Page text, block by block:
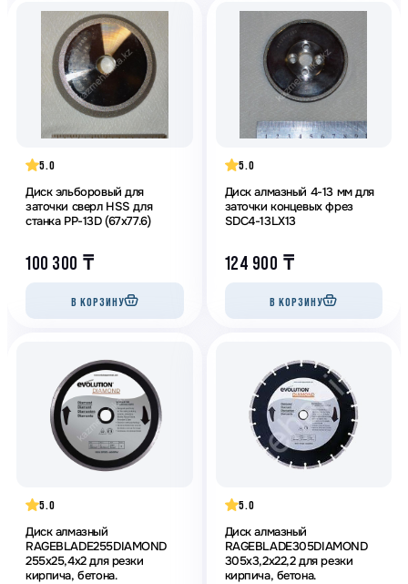
5.0
Диск эльборовый для
заточки сверл HSS для
станка PP-13D (67х77.6)
100 300 ₸
В КОРЗИНУ
5.0
Диск алмазный 4-13 мм для
заточки концевых фрез
SDC4-13LX13
124 900 ₸
В КОРЗИНУ
5.0
Диск алмазный
RAGEBLADE255DIAMOND
255х25,4х2 для резки
кирпича, бетона.
5.0
Диск алмазный
RAGEBLADE305DIAMOND
305х3,2х22,2 для резки
кирпича, бетона.